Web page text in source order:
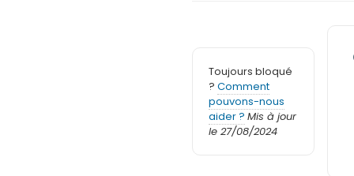
Toujours bloqué
? Comment
pouvons-nous
aider ? Mis à jour
le 27/08/2024